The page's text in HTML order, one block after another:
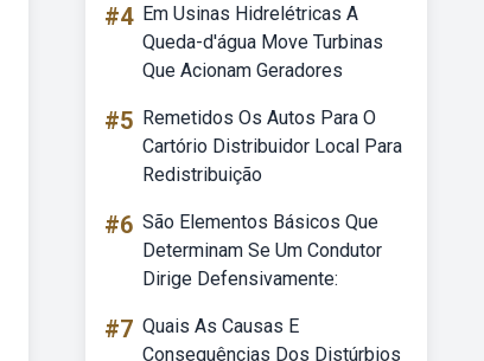
#4 Em Usinas Hidrelétricas A
Queda-d'água Move Turbinas
Que Acionam Geradores
#5 Remetidos Os Autos Para O
Cartório Distribuidor Local Para
Redistribuição
#6 São Elementos Básicos Que
Determinam Se Um Condutor
Dirige Defensivamente:
#7 Quais As Causas E
Consequências Dos Distúrbios